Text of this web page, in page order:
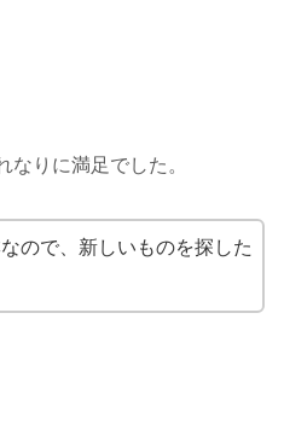
なりに満足でした。
ので、新しいものを探した